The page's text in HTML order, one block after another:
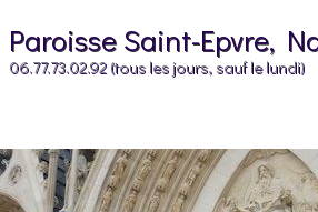
Paroisse Saint-Epvre,
06.77.73.02.92 (tous les jours, sauf le lundi)